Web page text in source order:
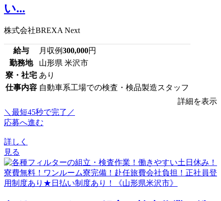
い...
株式会社BREXA Next
給与 月収例300,000円
勤務地
山形県 米沢市
寮・社宅 あり
仕事内容 自動車系工場での検査・検品製造スタッフ
詳細を表示
＼最短45秒で完了／
応募へ進む
詳しく
見る